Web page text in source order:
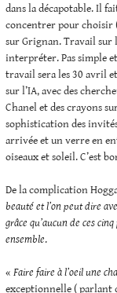
dans la décapotable. Il
concentrer pour choisir
sur Grignan. Travail sur
interpréter. Pas simple
travail sera les 30 avril
sur l’IA, avec des
Chanel et des crayons
sophistication des
arrivée et un verre en
oiseaux et soleil. C’est
De la complication
beauté et l’on peut dire
grâce qu’aucun de ces
ensemble.
« Faire faire à l’oeil une
exceptionnelle ( parlant